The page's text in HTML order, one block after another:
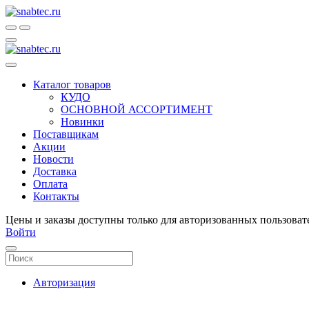
Каталог товаров
КУДО
ОСНОВНОЙ АССОРТИМЕНТ
Новинки
Поставщикам
Акции
Новости
Доставка
Оплата
Контакты
Цены и заказы доступны только для авторизованных
Войти
Авторизация